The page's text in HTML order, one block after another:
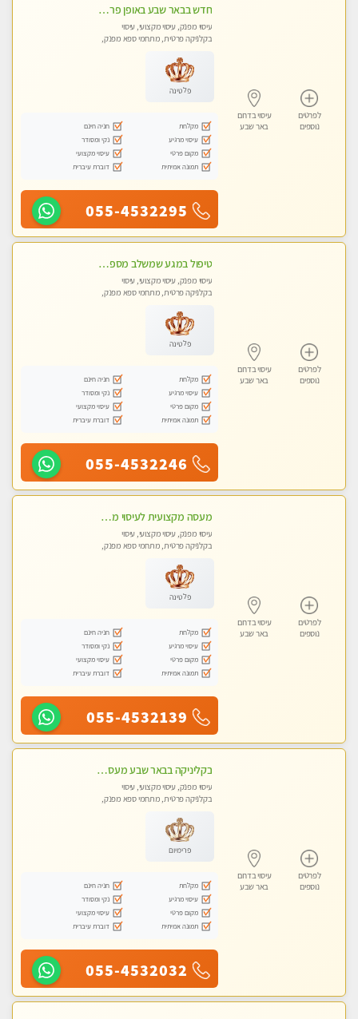
לפרטים
נוספים
עיסוי בדרום
באר שבע
חדש בבאר שבע באופן פרטי ודיסקרטי מקום יפה מסודר נקי ואווירה נעימה יחס טוב בבית חם! ללא מין !
עיסוי מפנק, עיסוי מקצועי, עיסוי
בקלניקה פרטית, מתחמי ספא מפנק,
פלטינה
מקלחת
חניה חינם
עיסוי מרגיע
נקי ומסודר
מקום פרטי
עיסוי מקצועי
תמונה אמיתית
דוברת עיברית
055-4532295
לפרטים
נוספים
עיסוי בדרום
באר שבע
טיפול במגע שמשלב מספר טכניקות עיסויים. מומלץ מאוד !!!
עיסוי מפנק, עיסוי מקצועי, עיסוי
בקלניקה פרטית, מתחמי ספא מפנק,
פלטינה
מקלחת
חניה חינם
עיסוי מרגיע
נקי ומסודר
מקום פרטי
עיסוי מקצועי
תמונה אמיתית
דוברת עיברית
055-4532246
לפרטים
נוספים
עיסוי בדרום
באר שבע
מעסה מקצועית לעיסוי מפנק ללא מין !!
עיסוי מפנק, עיסוי מקצועי, עיסוי
בקלניקה פרטית, מתחמי ספא מפנק,
פלטינה
מקלחת
חניה חינם
עיסוי מרגיע
נקי ומסודר
מקום פרטי
עיסוי מקצועי
תמונה אמיתית
דוברת עיברית
055-4532139
לפרטים
נוספים
עיסוי בדרום
באר שבע
בקליניקה בבאר שבע מעסה מקצועית לעיסוי מפנק
עיסוי מפנק, עיסוי מקצועי, עיסוי
בקלניקה פרטית, מתחמי ספא מפנק,
פרימיום
מקלחת
חניה חינם
עיסוי מרגיע
נקי ומסודר
מקום פרטי
עיסוי מקצועי
תמונה אמיתית
דוברת עיברית
055-4532032